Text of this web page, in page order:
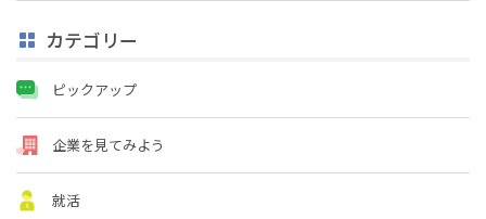
カテゴリー
ピックアップ
企業を見てみよう
就活